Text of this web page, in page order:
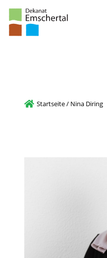
Startseite/ Nina Diring